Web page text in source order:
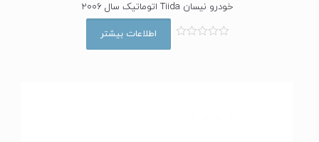
خودرو نیسان Tiida اتوماتیک سال 2006
اطلاعات بیشتر